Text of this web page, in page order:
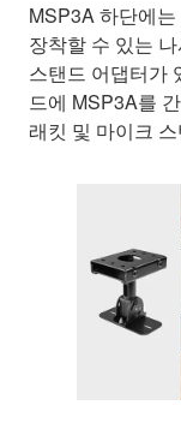
MSP3A 하단에
장착할 수 있는
스탠드 어댑터가
드에 MSP3A를
래킷 및 마이크